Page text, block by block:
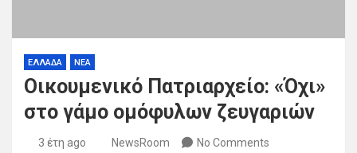
ΕΛΛΑΔΑ ΝΕΑ
Οικουμενικό Πατριαρχείο: «Όχι»
στο γάμο ομόφυλων ζευγαριών
3 έτη ago NewsRoom No Comments